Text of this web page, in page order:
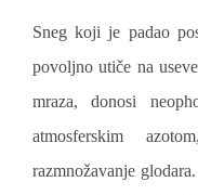
Sneg koji je padao
povoljno utiče na
mraza, donosi
atmosferskim
razmnožavanje